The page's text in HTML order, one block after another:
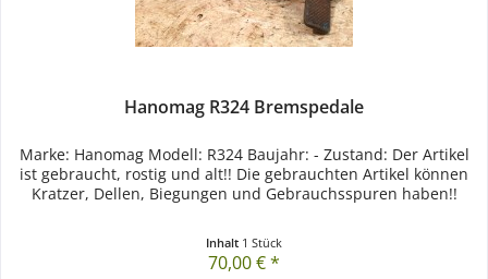
Hanomag R324 Bremspedale
Marke: Hanomag Modell: R324 Baujahr: - Zustand: Der Artikel
ist gebraucht, rostig und alt!! Die gebrauchten Artikel können
Kratzer, Dellen, Biegungen und Gebrauchsspuren haben!!
Inhalt 1 Stück
70,00 € *